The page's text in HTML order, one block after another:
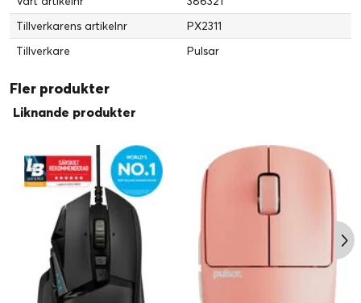
Pulsar XS-1 sensor
XS-1-sensorn, exklusiv för Pulsar, har en imponerande upplösning
på 32 000 DPI, 750 IPS-spårningshastighet och 50 g
Tillverkarens artikelnr
PX2311
Tillverkare
Pulsar
Fler produkter
Liknande produkter